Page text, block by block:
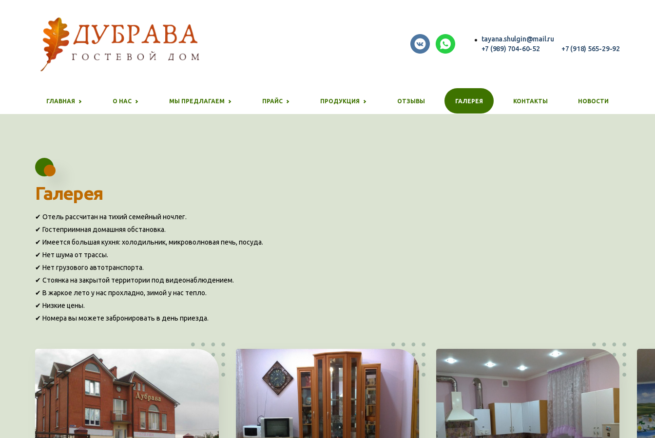
tayana.shulgin@mail.ru
+7 (989) 704-60-52
+7 (918) 565-29-92
ГЛАВНАЯ О НАС МЫ ПРЕДЛАГАЕМ ПРАЙС ПРОДУКЦИЯ ОТЗЫВЫ ГАЛЕРЕЯ КОНТАКТЫ НОВОСТИ
Галерея
✔ Отель рассчитан на тихий семейный ночлег.
✔ Гостеприимная домашняя обстановка.
✔ Имеется большая кухня: холодильник, микроволновая печь, посуда.
✔ Нет шума от трассы.
✔ Нет грузового автотранспорта.
✔ Стоянка на закрытой территории под видеонаблюдением.
✔ В жаркое лето у нас прохладно, зимой у нас тепло.
✔ Низкие цены.
✔ Номера вы можете забронировать в день приезда.